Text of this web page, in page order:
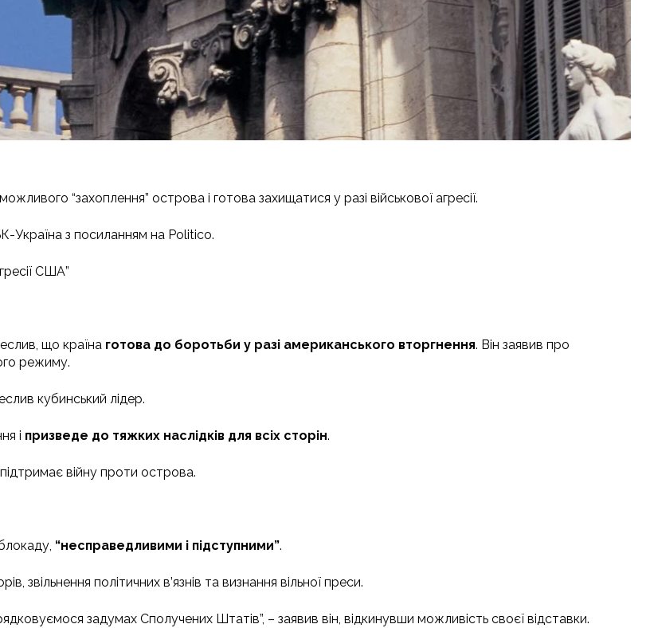
“захоплення” острова і готова захищатися у разі військової агресії.
Україна з посиланням на Politico.
США”
що країна готова до боротьби у разі американського вторгнення. Він заявив про
режиму.
кубинський лідер.
і призведе до тяжких наслідків для всіх сторін.
війну проти острова.
“несправедливими і підступними”.
політичних в’язнів та визнання вільної преси.
задумах Сполучених Штатів”, – заявив він, відкинувши можливість своєї відставки.